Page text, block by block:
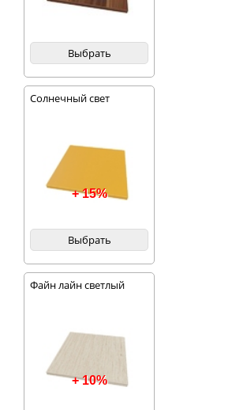
Выбрать
Солнечный свет
+ 15%
Выбрать
Файн лайн светлый
+ 10%